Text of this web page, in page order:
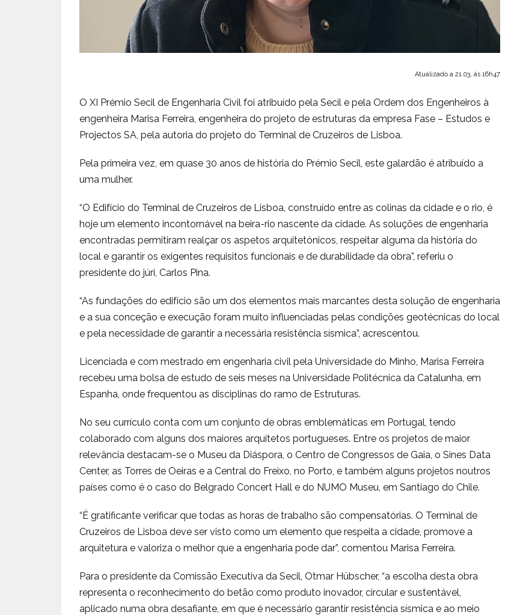
Atualizado a 21.03, às 16h47
O XI Prémio Secil de Engenharia Civil foi atribuído pela Secil e pela Ordem dos Engenheiros à
engenheira Marisa Ferreira, engenheira do projeto de estruturas da empresa Fase – Estudos e
Projectos SA, pela autoria do projeto do Terminal de Cruzeiros de Lisboa.
Pela primeira vez, em quase 30 anos de história do Prémio Secil, este galardão é atribuído a
uma mulher.
“O Edifício do Terminal de Cruzeiros de Lisboa, construído entre as colinas da cidade e o rio, é
hoje um elemento incontornável na beira-rio nascente da cidade. As soluções de engenharia
encontradas permitiram realçar os aspetos arquitetónicos, respeitar alguma da história do
local e garantir os exigentes requisitos funcionais e de durabilidade da obra”, referiu o
presidente do júri, Carlos Pina.
“As fundações do edifício são um dos elementos mais marcantes desta solução de engenharia
e a sua conceção e execução foram muito influenciadas pelas condições geotécnicas do local
e pela necessidade de garantir a necessária resistência sísmica”, acrescentou.
Licenciada e com mestrado em engenharia civil pela Universidade do Minho, Marisa Ferreira
recebeu uma bolsa de estudo de seis meses na Universidade Politécnica da Catalunha, em
Espanha, onde frequentou as disciplinas do ramo de Estruturas.
No seu currículo conta com um conjunto de obras emblemáticas em Portugal, tendo
colaborado com alguns dos maiores arquitetos portugueses. Entre os projetos de maior
relevância destacam-se o Museu da Diáspora, o Centro de Congressos de Gaia, o Sines Data
Center, as Torres de Oeiras e a Central do Freixo, no Porto, e também alguns projetos noutros
países como é o caso do Belgrado Concert Hall e do NUMO Museu, em Santiago do Chile.
“É gratificante verificar que todas as horas de trabalho são compensatórias. O Terminal de
Cruzeiros de Lisboa deve ser visto como um elemento que respeita a cidade, promove a
arquitetura e valoriza o melhor que a engenharia pode dar”, comentou Marisa Ferreira.
Para o presidente da Comissão Executiva da Secil, Otmar Hübscher, “a escolha desta obra
representa o reconhecimento do betão como produto inovador, circular e sustentável,
aplicado numa obra desafiante, em que é necessário garantir resistência sísmica e ao meio